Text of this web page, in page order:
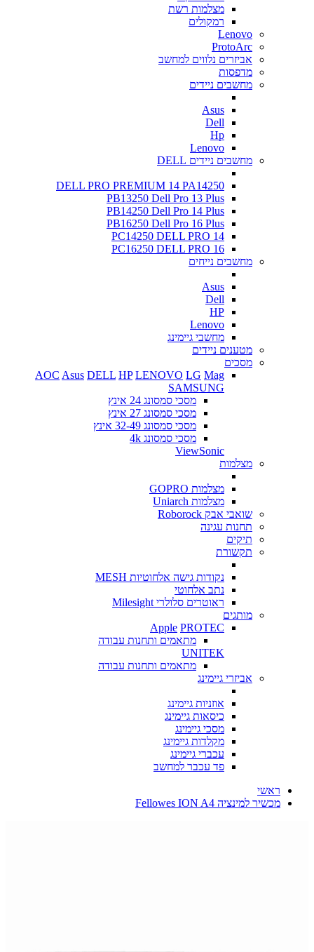
מצלמות רשת
רמקולים
Lenovo
ProtoArc
אביזרים נלווים למחשב
מדפסות
מחשבים ניידים
Asus
Dell
Hp
Lenovo
מחשבים ניידים DELL
DELL PRO PREMIUM 14 PA14250
PB13250 Dell Pro 13 Plus
PB14250 Dell Pro 14 Plus
PB16250 Dell Pro 16 Plus
PC14250 DELL PRO 14
PC16250 DELL PRO 16
מחשבים נייחים
Asus
Dell
HP
Lenovo
מחשבי גיימינג
מטענים ניידים
מסכים
AOC Asus DELL HP LENOVO LG Mag
SAMSUNG
מסכי סמסונג 24 אינץ
מסכי סמסונג 27 אינץ
מסכי סמסונג 32-49 אינץ
מסכי סמסונג 4k
ViewSonic
מצלמות
מצלמות GOPRO
מצלמות Uniarch
שואבי אבק Roborock
תחנות עגינה
תיקים
תקשורת
נקודות גישה אלחוטיות MESH
נתב אלחוטי
ראוטרים סלולרי Milesight
מותגים
Apple PROTEC
מתאמים ותחנות עבודה
UNITEK
מתאמים ותחנות עבודה
אביזרי גיימינג
אוזניות גיימינג
כיסאות גיימינג
מסכי גיימינג
מקלדות גיימינג
עכברי גיימינג
פד עכבר למחשב
ראשי
מכשיר למינציה Fellowes ION A4